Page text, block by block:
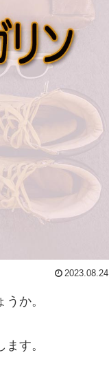
2023.08.24
か。
す。